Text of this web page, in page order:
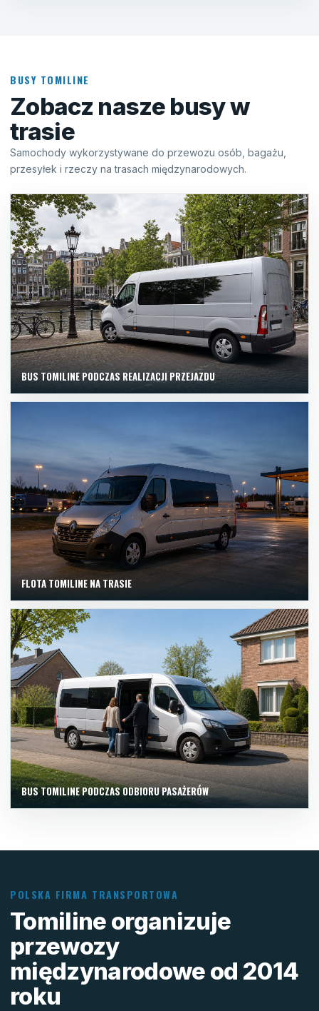
BUSY TOMILINE
Zobacz nasze busy w
trasie
Samochody wykorzystywane do przewozu osób, bagażu,
przesyłek i rzeczy na trasach międzynarodowych.
BUS TOMILINE PODCZAS REALIZACJI PRZEJAZDU
FLOTA TOMILINE NA TRASIE
BUS TOMILINE PODCZAS ODBIORU PASAŻERÓW
POLSKA FIRMA TRANSPORTOWA
Tomiline organizuje
przewozy
międzynarodowe od 2014
roku